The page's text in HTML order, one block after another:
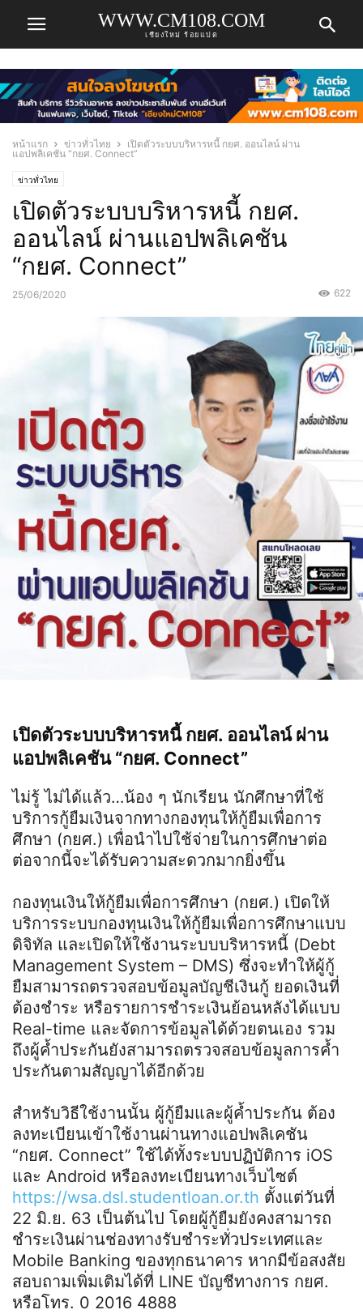
WWW.CM108.COM
เชียงใหม่ ร้อยแปด
หน้าแรก ข่าวทั่วไทย
เปิดตัวระบบบริหารหนี้ กยศ. ออนไลน์ ผ่าน
แอปพลิเคชัน “กยศ. Connect”
ข่าวทั่วไทย
เปิดตัวระบบบริหารหนี้ กยศ.
ออนไลน์ ผ่านแอปพลิเคชัน
“กยศ. Connect”
25/06/2020 622
เปิดตัวระบบบริหารหนี้ กยศ. ออนไลน์ ผ่าน
แอปพลิเคชัน “กยศ. Connect”
ไม่รู้ ไม่ได้แล้ว…น้อง ๆ นักเรียน นักศึกษาที่ใช้
บริการกู้ยืมเงินจากทางกองทุนให้กู้ยืมเพื่อการ
ศึกษา (กยศ.) เพื่อนำไปใช้จ่ายในการศึกษาต่อ
ต่อจากนี้จะได้รับความสะดวกมากยิ่งขึ้น
กองทุนเงินให้กู้ยืมเพื่อการศึกษา (กยศ.) เปิดให้
บริการระบบกองทุนเงินให้กู้ยืมเพื่อการศึกษาแบบ
ดิจิทัล และเปิดให้ใช้งานระบบบริหารหนี้ (Debt
Management System – DMS) ซึ่งจะทำให้ผู้กู้
ยืมสามารถตรวจสอบข้อมูลบัญชีเงินกู้ ยอดเงินที่
ต้องชำระ หรือรายการชำระเงินย้อนหลังได้แบบ
Real-time และจัดการข้อมูลได้ด้วยตนเอง รวม
ถึงผู้ค้ำประกันยังสามารถตรวจสอบข้อมูลการค้ำ
ประกันตามสัญญาได้อีกด้วย
สำหรับวิธีใช้งานนั้น ผู้กู้ยืมและผู้ค้ำประกัน ต้อง
ลงทะเบียนเข้าใช้งานผ่านทางแอปพลิเคชัน
“กยศ. Connect” ใช้ได้ทั้งระบบปฏิบัติการ iOS
และ Android หรือลงทะเบียนทางเว็บไซต์
https://wsa.dsl.studentloan.or.th ตั้งแต่วันที่
22 มิ.ย. 63 เป็นต้นไป โดยผู้กู้ยืมยังคงสามารถ
ชำระเงินผ่านช่องทางรับชำระทั่วประเทศและ
Mobile Banking ของทุกธนาคาร หากมีข้อสงสัย
สอบถามเพิ่มเติมได้ที่ LINE บัญชีทางการ กยศ.
หรือโทร. 0 2016 4888